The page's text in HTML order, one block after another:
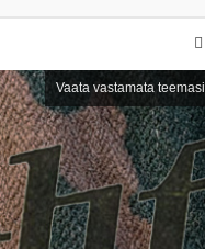
Vaata vastamata teemasi